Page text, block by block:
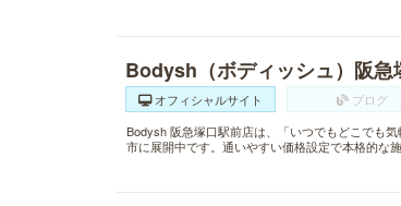
Bodysh（ボディッシュ）阪急
オフィシャルサイト
ブログ
Bodysh 阪急塚口駅前店は、「いつでもどこでも
市に展開中です。通いやすい価格設定で本格的な